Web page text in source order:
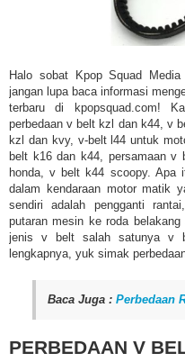
Halo sobat Kpop Squad
jangan lupa baca informasi
terbaru di kpopsquad.com!
perbedaan v belt kzl dan k44, v
kzl dan kvy, v-belt l44 untuk
belt k16 dan k44, persamaan v
honda, v belt k44 scoopy. Apa
dalam kendaraan motor matik
sendiri adalah pengganti
putaran mesin ke roda
jenis v belt salah satunya v
lengkapnya, yuk simak
Baca Juga : Perbedaan
PERBEDAAN V